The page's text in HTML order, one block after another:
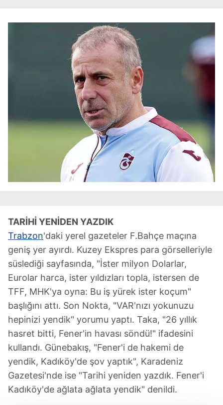
TARİHİ YENİDEN YAZDIK
Trabzon'daki yerel gazeteler F.Bahçe maçına
geniş yer ayırdı. Kuzey Ekspres para görselleriyle
süslediği sayfasında, "İster milyon Dolarlar,
Eurolar harca, ister yıldızları topla, istersen de
TFF, MHK'ya oyna: Bu iş yürek ister koçum"
başlığını attı. Son Nokta, "VAR'nızı yokunuzu
hepinizi yendik" yorumu yaptı. Taka, "26 yıllık
hasret bitti, Fener'in havası söndü!" ifadesini
kullandı. Günebakış, "Fener'i de hakemi de
yendik, Kadıköy'de şov yaptık", Karadeniz
Gazetesi'nde ise "Tarihi yeniden yazdık. Fener'i
Kadıköy'de ağlata ağlata yendik" denildi.